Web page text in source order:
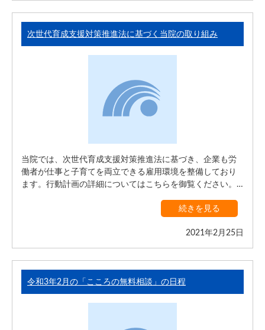
次世代育成支援対策推進法に基づく当院の取り組み
当院では、次世代育成支援対策推進法に基づき、企業も労
働者が仕事と子育てを両立できる雇用環境を整備しており
ます。行動計画の詳細についてはこちらを御覧ください。…
続きを見る
2021年2月25日
令和3年2月の「こころの無料相談」の日程